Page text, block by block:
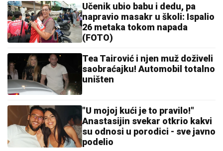
Učenik ubio babu i dedu, pa
napravio masakr u školi: Ispalio
26 metaka tokom napada
(FOTO)
Tea Tairović i njen muž doživeli
saobraćajku! Automobil totalno
uništen
"U mojoj kući je to pravilo!"
Anastasijin svekar otkrio kakvi
su odnosi u porodici - sve javno
podelio